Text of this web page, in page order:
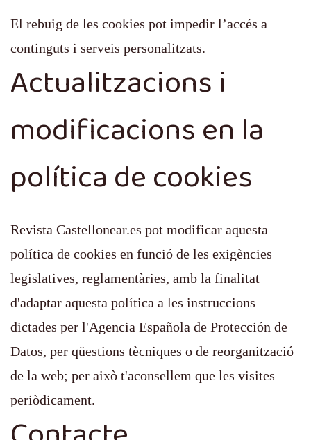
El rebuig de les cookies pot impedir l’accés a
continguts i serveis personalitzats.
Actualitzacions i
modificacions en la
política de cookies
Revista Castellonear.es pot modificar aquesta
política de cookies en funció de les exigències
legislatives, reglamentàries, amb la finalitat
d'adaptar aquesta política a les instruccions
dictades per l'Agencia Española de Protección de
Datos, per qüestions tècniques o de reorganització
de la web; per això t'aconsellem que les visites
periòdicament.